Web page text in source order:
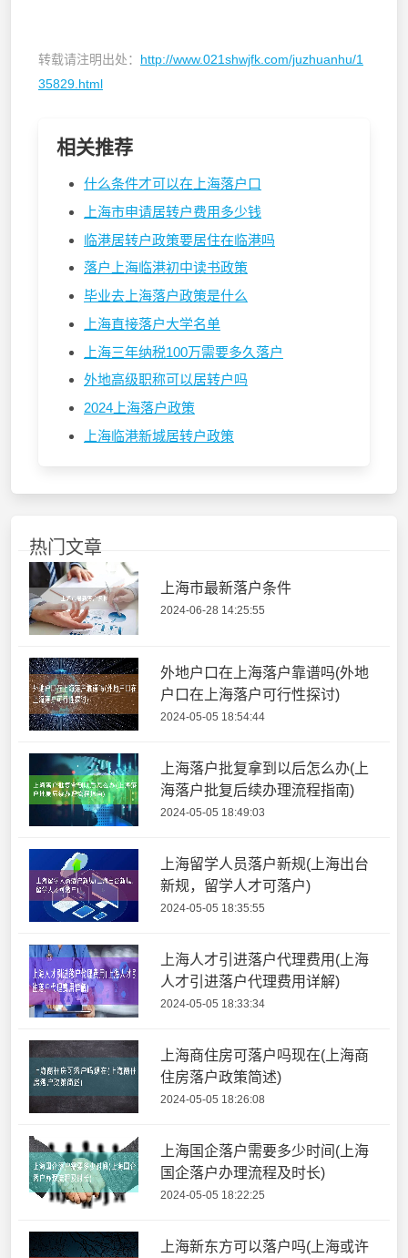
转载请注明出处： http://www.021shwjfk.com/juzhuanhu/1
35829.html
相关推荐
什么条件才可以在上海落户口
上海市申请居转户费用多少钱
临港居转户政策要居住在临港吗
落户上海临港初中读书政策
毕业去上海落户政策是什么
上海直接落户大学名单
上海三年纳税100万需要多久落户
外地高级职称可以居转户吗
2024上海落户政策
上海临港新城居转户政策
热门文章
上海市最新落户条件
2024-06-28 14:25:55
外地户口在上海落户靠谱吗(外地
户口在上海落户可行性探讨)
2024-05-05 18:54:44
上海落户批复拿到以后怎么办(上
海落户批复后续办理流程指南)
2024-05-05 18:49:03
上海留学人员落户新规(上海出台
新规，留学人才可落户)
2024-05-05 18:35:55
上海人才引进落户代理费用(上海
人才引进落户代理费用详解)
2024-05-05 18:33:34
上海商住房可落户吗现在(上海商
住房落户政策简述)
2024-05-05 18:26:08
上海国企落户需要多少时间(上海
国企落户办理流程及时长)
2024-05-05 18:22:25
上海新东方可以落户吗(上海或许